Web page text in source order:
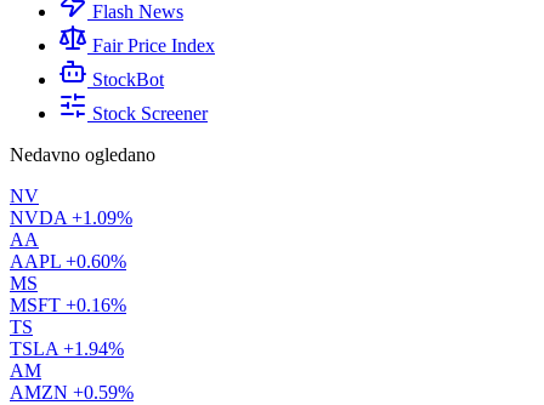
Flash News
Fair Price Index
StockBot
Stock Screener
Nedavno ogledano
NV
NVDA +1.09%
AA
AAPL +0.60%
MS
MSFT +0.16%
TS
TSLA +1.94%
AM
AMZN +0.59%